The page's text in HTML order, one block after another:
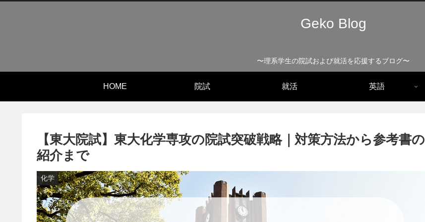
Geko Blog
〜理系学生の院試および就活を応援するブログ〜
HOME 院試 就活 英語
【東大院試】東大化学専攻の院試突破戦略｜対策方法から参考書の
紹介まで
化学